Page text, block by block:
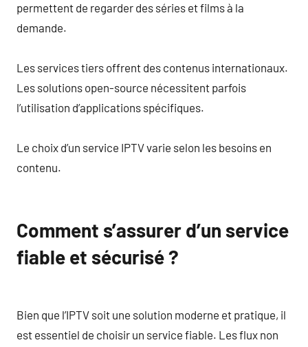
permettent de regarder des séries et films à la
demande.
Les services tiers offrent des contenus internationaux.
Les solutions open-source nécessitent parfois
l’utilisation d’applications spécifiques.
Le choix d’un service IPTV varie selon les besoins en
contenu.
Comment s’assurer d’un service
fiable et sécurisé ?
Bien que l’IPTV soit une solution moderne et pratique, il
est essentiel de choisir un service fiable. Les flux non